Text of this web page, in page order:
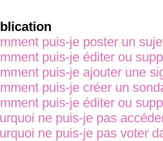
puis-je poster un
puis-je éditer ou
puis-je ajouter une
puis-je créer un
puis-je éditer ou
ne puis-je pas
ne puis-je pas voter